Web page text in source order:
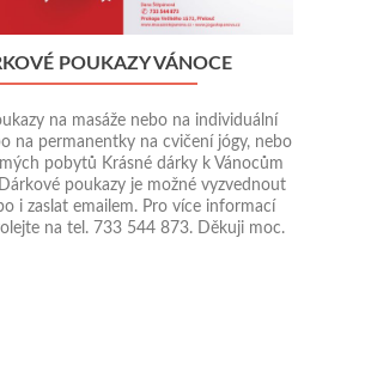
POUKAZY VÁNOCE
na masáže nebo na individuální
na permanentky na cvičení jógy, nebo
pobytů Krásné dárky k Vánocům
poukazy je možné vyzvednout
i zaslat emailem. Pro více informací
na tel. 733 544 873. Děkuji moc.